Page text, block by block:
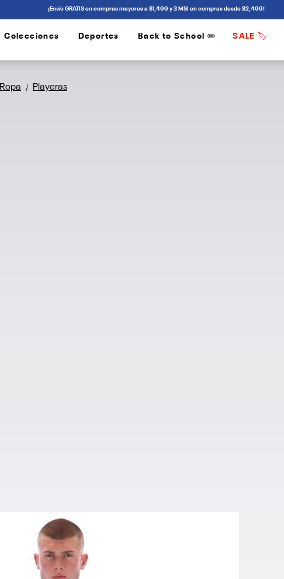
¡Envío GRATIS en compras mayores a $1,499 y 3 MSI en compras desde $2,499!
Colecciones Deportes Back to School ✏️ SALE 🏷️
Ropa / Playeras